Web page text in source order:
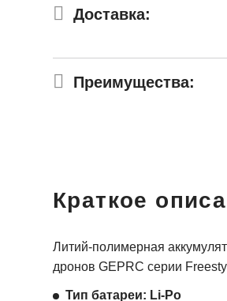
Доставка:
Преимущества:
Краткое
Литий-полимерная
дронов GEPRC серии
Тип батареи: Li-Po